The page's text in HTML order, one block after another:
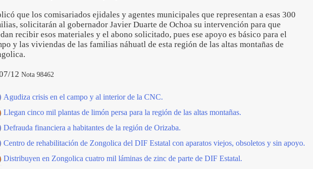
que los comisariados ejidales y agentes municipales que representan a esas 300
solicitarán al gobernador Javier Duarte de Ochoa su intervención para que
recibir esos materiales y el abono solicitado, pues ese apoyo es básico para el
y las viviendas de las familias náhuatl de esta región de las altas montañas de
12 Nota 98462
Agudiza crisis en el campo y al interior de la CNC.
Llegan cinco mil plantas de limón persa para la región de las altas montañas.
Defrauda financiera a habitantes de la región de Orizaba.
Centro de rehabilitación de Zongolica del DIF Estatal con aparatos viejos, obsoletos y sin apoyo.
Distribuyen en Zongolica cuatro mil láminas de zinc de parte de DIF Estatal.